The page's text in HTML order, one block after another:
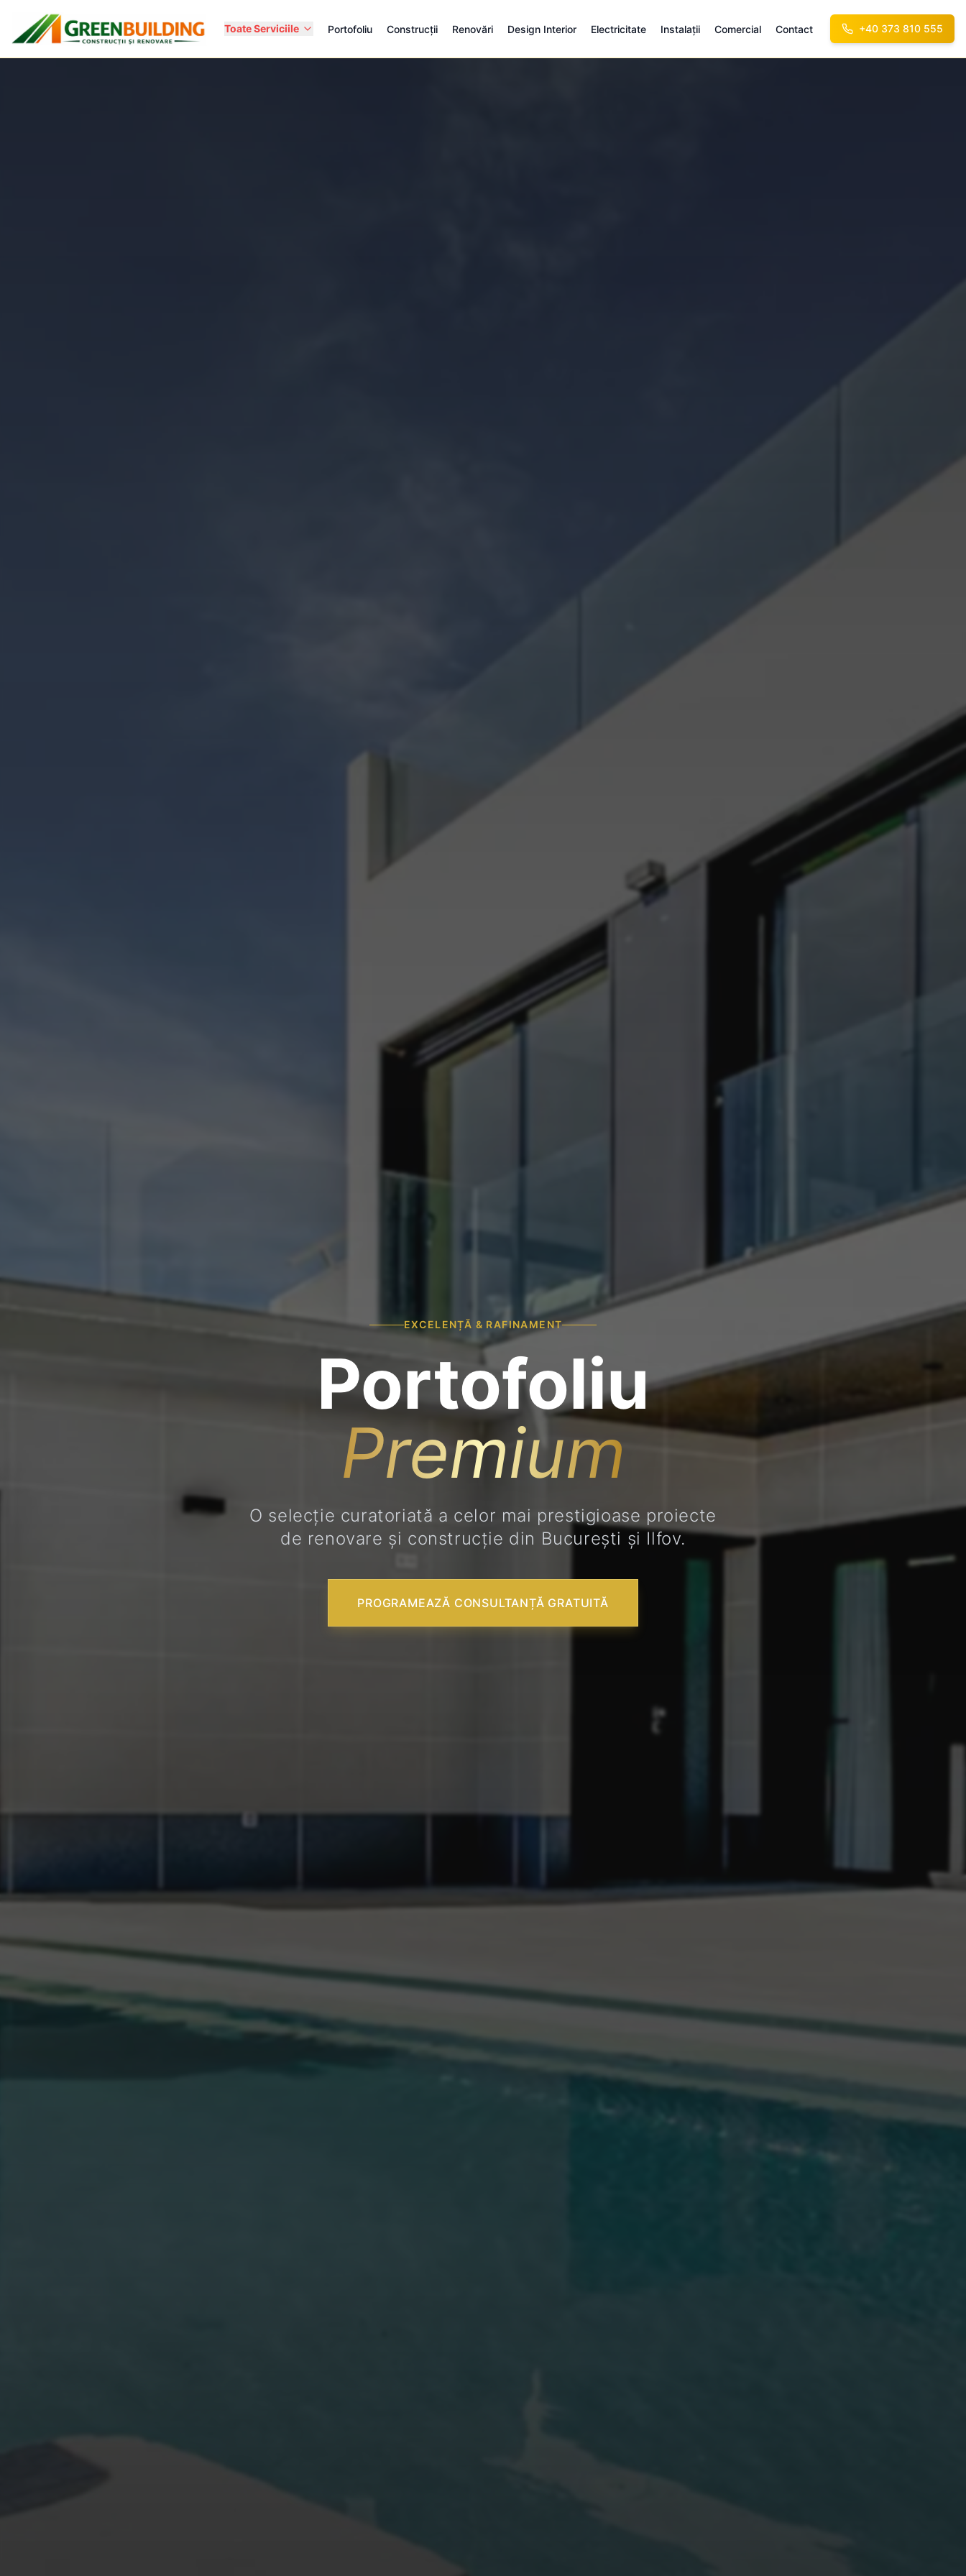
Toate Serviciile Portofoliu Construcții Renovări Design Interior Electricitate Instalații Comercial Contact +40 373 810 555
EXCELENȚĂ & RAFINAMENT
Portofoliu
Premium
O selecție curatoriată a celor mai prestigioase proiecte
de renovare și construcție din București și Ilfov.
PROGRAMEAZĂ CONSULTANȚĂ GRATUITĂ